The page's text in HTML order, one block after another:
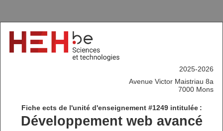
2025-2026
Avenue Victor Maistriau 8a
7000 Mons
Fiche ects de l'unité d'enseignement #1249 intitulée :
Développement web avancé